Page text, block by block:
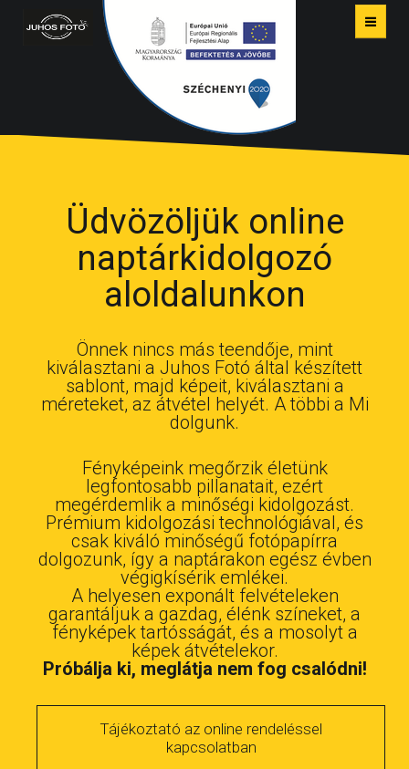
Online képkidolgozás
Juhos Fotó | Békés -
Békéscsaba
Üdvözöljük online
naptárkidolgozó
aloldalunkon
Önnek nincs más teendője, mint
kiválasztani a Juhos Fotó által készített
sablont, majd képeit, kiválasztani a
méreteket, az átvétel helyét. A többi a Mi
dolgunk.
Fényképeink megőrzik életünk
legfontosabb pillanatait, ezért
megérdemlik a minőségi kidolgozást.
Prémium kidolgozási technológiával, és
csak kiváló minőségű fotópapírra
dolgozunk, így a naptárakon egész évben
végigkísérik emlékei.
A helyesen exponált felvételeken
garantáljuk a gazdag, élénk színeket, a
fényképek tartósságát, és a mosolyt a
képek átvételekor.
Próbálja ki, meglátja nem fog csalódni!
Tájékoztató az online rendeléssel
kapcsolatban